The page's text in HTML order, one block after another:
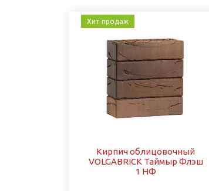
Хит продаж
Кирпич облицовочный
VOLGABRICK Таймыр Флэш
1 НФ